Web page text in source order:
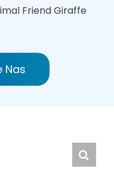
Friend Giraffe
Nas